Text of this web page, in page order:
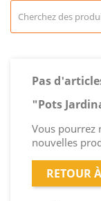
Pas
"Pots
Vous pourrez
nouvelles
RETOUR